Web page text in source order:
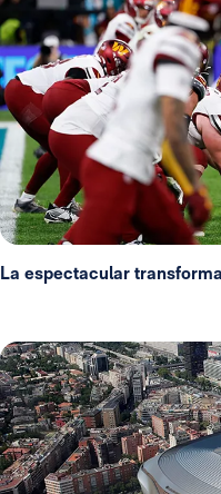
La espectacular